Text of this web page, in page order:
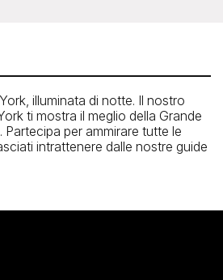
St). The tour concludes back at
illuminata di notte. Il nostro
ti mostra il meglio della Grande
per ammirare tutte le
intrattenere dalle nostre guide